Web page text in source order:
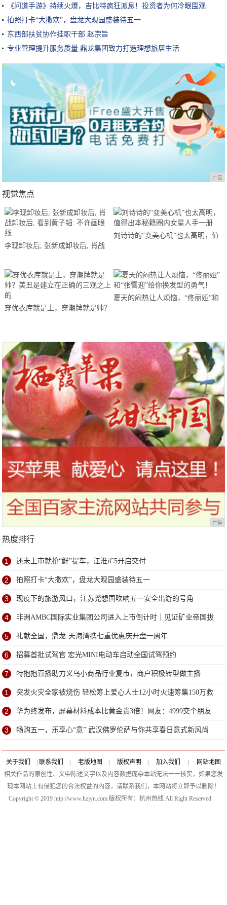
《问道手游》持续火爆，吉比特疯狂派息！投资者为何冷眼围观
拍照打卡“大撒欢”，盘龙大观园盛装待五一
东西部扶贫协作挂职干部 赵宗旨
专业管理提升服务质量 鼎龙集团致力打造理想旅居生活
广告
视觉焦点
李现卸妆后, 张新成卸妆后, 肖战
刘诗诗的“变美心机”也太高明，值
穿优衣库就是土，穿潮牌就是帅？
夏天的闷热让人烦恼，“佟丽娅”和
广告
热度排行
1 还未上市就抢“鲜”提车，江淮iC5开启交付
2 拍照打卡“大撒欢”，盘龙大观园盛装待五一
3 现疫下的旅游风口，江苏尧想国吹响五一安全出游的号角
4 非洲AMBC国际实业集团公司进入上市倒计时｜见证矿业帝国拔
地而起
5 礼献全国，鼎龙·天海湾携七重优惠庆开盘一周年
6 招募首批试驾官 宏光MINI电动车启动全国试驾预约
7 特抱抱直播助力义乌小商品行业复市，商户积极转型做主播
1 ​突发火灾全家被烧伤 轻松筹上爱心人士12小时火速筹集150万救
命钱
2 华为终发布，屏幕材料成本比黄金贵3倍！网友：4999交个朋友
3 畅购五一，乐享心“意” 武汉佛罗伦萨与你共享春日意式新风尚
关于我们 联系我们 老版地图 版权声明 加入我们
网站地图
相关作品的原创性、文中陈述文字以及内容数据庞杂本站无法一一核实，如果您发
现本网站上有侵犯您的合法权益的内容，请联系我们，本网站将立即予以删除！
Copyright © 2019 http://www.hzjyn.com 版权所有：杭州热线 All Right Reserved.